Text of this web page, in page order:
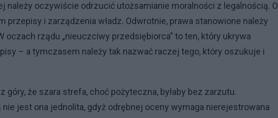
należy oczywiście odrzucić utożsamianie moralności z legalnością. O
przepisy i zarządzenia władz. Odwrotnie, prawa stanowione należy
oczach rządu „nieuczciwy przedsiębiorca” to ten, który ukrywa
– a tymczasem należy tak nazwać raczej tego, który oszukuje i
góry, że szara strefa, choć pożyteczna, byłaby bez zarzutu.
jest ona jednolita, gdyż odrębnej oceny wymaga nierejestrowana